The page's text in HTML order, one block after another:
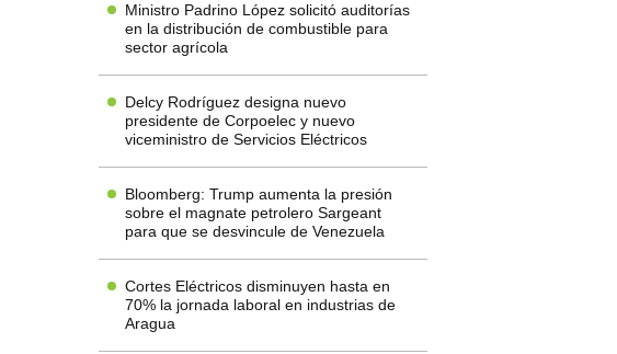
Ministro Padrino López solicitó auditorías
en la distribución de combustible para
sector agrícola
Delcy Rodríguez designa nuevo
presidente de Corpoelec y nuevo
viceministro de Servicios Eléctricos
Bloomberg: Trump aumenta la presión
sobre el magnate petrolero Sargeant
para que se desvincule de Venezuela
Cortes Eléctricos disminuyen hasta en
70% la jornada laboral en industrias de
Aragua